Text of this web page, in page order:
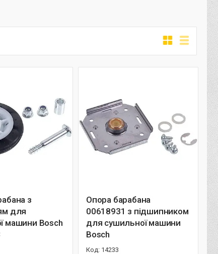
з
для
машини Bosch
Опора барабана
00618931 з підшипником
для сушильної машини
Bosch
14233